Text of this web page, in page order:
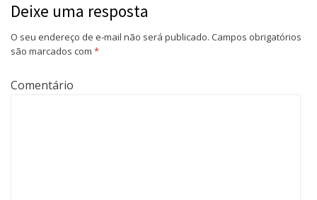
Deixe uma resposta
O seu endereço de e-mail não será publicado. Campos obrigatórios
são marcados com *
Comentário